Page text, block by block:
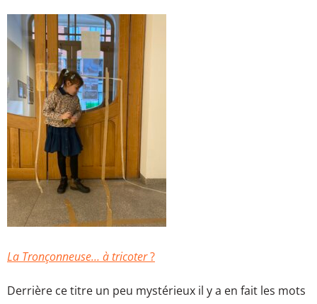
La Tronçonneuse… à tricoter?
Derrière ce titre un peu mystérieux il y a en fait les mots